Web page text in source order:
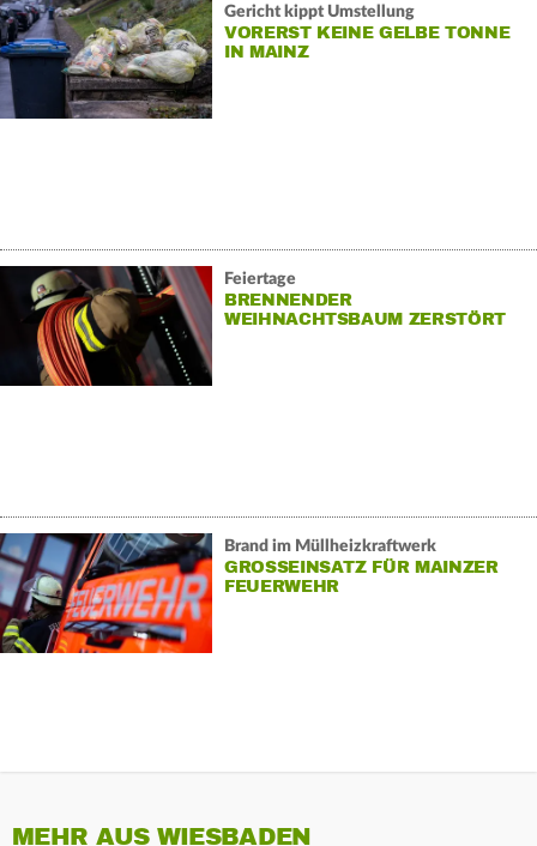
Gericht kippt Umstellung
VORERST KEINE GELBE TONNE
IN MAINZ
Feiertage
BRENNENDER
WEIHNACHTSBAUM ZERSTÖRT
Brand im Müllheizkraftwerk
GROSSEINSATZ FÜR MAINZER F
EUERWEHR
MEHR AUS WIESBADEN